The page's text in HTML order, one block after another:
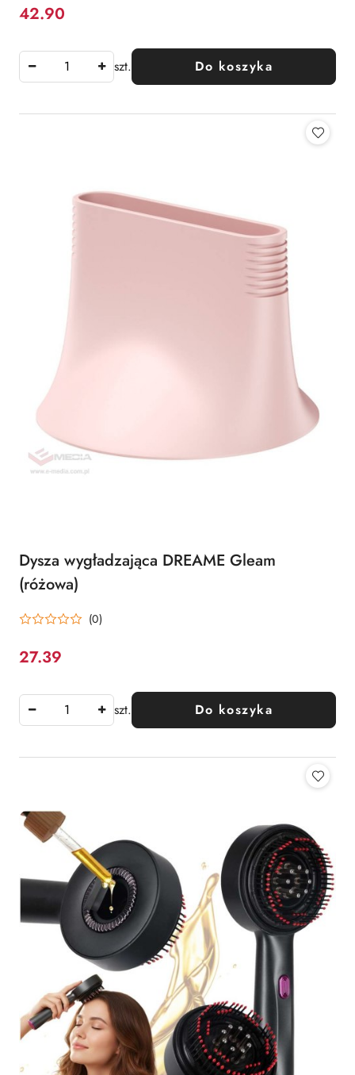
Cena:
42.90
szt. Do koszyka
Dysza wygładzająca DREAME Gleam
(różowa)
(0)
Cena:
27.39
szt. Do koszyka